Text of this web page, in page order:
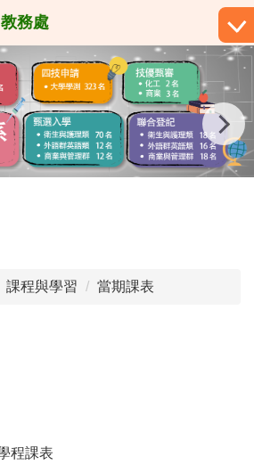
教務處
課程與學習 當期課表
程課表